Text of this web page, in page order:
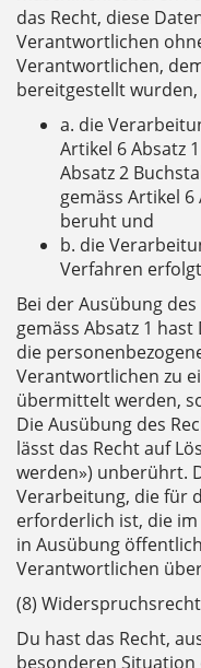
das Recht, diese
Verantwortlichen
Verantwortlichen,
bereitgestellt
a. die
Artikel 6 Absatz
Absatz 2
gemäss Artikel 6
beruht und
b. die
Verfahren
Bei der Ausübung
gemäss Absatz 1
die
Verantwortlichen zu
übermittelt werden,
Die Ausübung des
lässt das Recht auf
werden») unberührt.
Verarbeitung, die für
erforderlich ist, die
in Ausübung
Verantwortlichen
(8) Widerspruchsrecht
Du hast das Recht,
besonderen Situation